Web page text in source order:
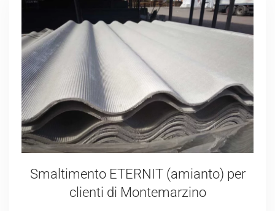
Smaltimento ETERNIT (amianto) per
clienti di Montemarzino